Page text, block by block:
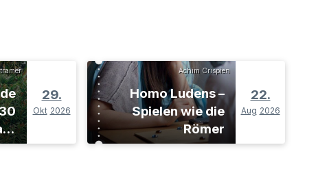
29.
Okt 2026
Achim Crispien
Homo Ludens –
Spielen wie die
Römer
22.
Aug 2026